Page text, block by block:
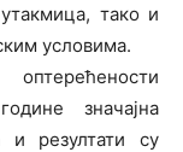
тако и
условима.
значајна
и резултати су